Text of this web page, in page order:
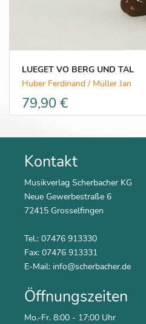
LUEGET VO BERG UND TAL
Huber Ferdinand / Müller Jan
79,90 €
Kontakt
Musikverlag Scherbacher KG
Neue Gewerbestraße 6
72415 Grosselfingen
Tel.: 07476 913330
Fax: 07476 913331
E-Mail: info@scherbacher.de
Öffnungszeiten
Mo.-Fr. 8:00 - 17:00 Uhr